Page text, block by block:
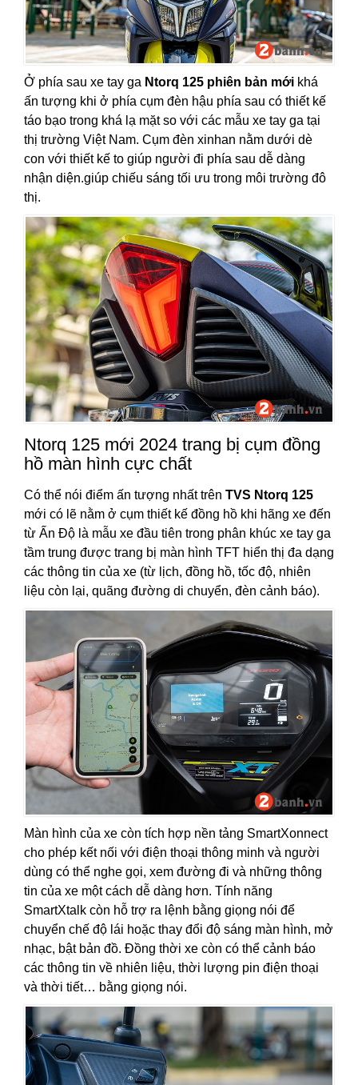
Ở phía sau xe tay ga Ntorq 125 phiên bản mới khá
ấn tượng khi ở phía cụm đèn hậu phía sau có thiết kế
táo bạo trong khá lạ mặt so với các mẫu xe tay ga tại
thị trường Việt Nam. Cụm đèn xinhan nằm dưới dè
con với thiết kế to giúp người đi phía sau dễ dàng
nhận diện.giúp chiếu sáng tối ưu trong môi trường đô
thị.
Ntorq 125 mới 2024 trang bị cụm đồng
hồ màn hình cực chất
Có thể nói điểm ấn tượng nhất trên TVS Ntorq 125
mới có lẽ nằm ở cụm thiết kế đồng hồ khi hãng xe đến
từ Ấn Độ là mẫu xe đầu tiên trong phân khúc xe tay ga
tầm trung được trang bị màn hình TFT hiển thị đa dạng
các thông tin của xe (từ lịch, đồng hồ, tốc độ, nhiên
liệu còn lại, quãng đường di chuyển, đèn cảnh báo).
Màn hình của xe còn tích hợp nền tảng SmartXonnect
cho phép kết nối với điện thoại thông minh và người
dùng có thể nghe gọi, xem đường đi và những thông
tin của xe một cách dễ dàng hơn. Tính năng
SmartXtalk còn hỗ trợ ra lệnh bằng giọng nói để
chuyển chế độ lái hoặc thay đổi độ sáng màn hình, mở
nhạc, bật bản đồ. Đồng thời xe còn có thể cảnh báo
các thông tin về nhiên liệu, thời lượng pin điện thoại
và thời tiết… bằng giọng nói.